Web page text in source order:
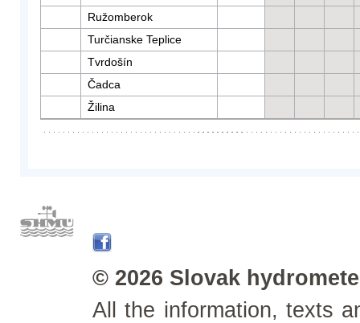
Ružomberok
Turčianske Teplice
Tvrdošín
Čadca
Žilina
© 2026 Slovak
All the information, texts